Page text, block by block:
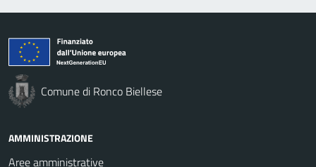
Comune di Ronco Biellese
AMMINISTRAZIONE
Aree amministrative